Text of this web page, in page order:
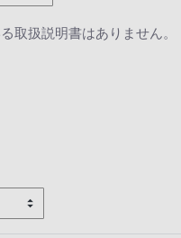
取扱説明書はありません。